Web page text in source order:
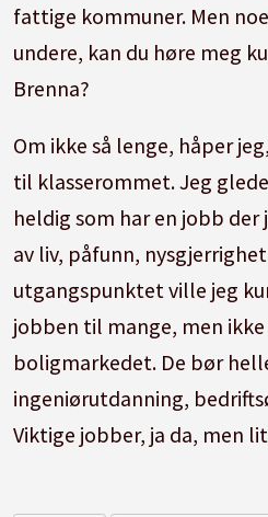
fattige kommuner. Men
undere, kan du høre meg
Brenna?
Om ikke så lenge, håper
til klasserommet. Jeg
heldig som har en jobb
av liv, påfunn,
utgangspunktet ville jeg
jobben til mange, men
boligmarkedet. De bør
ingeniørutdanning,
Viktige jobber, ja da, men